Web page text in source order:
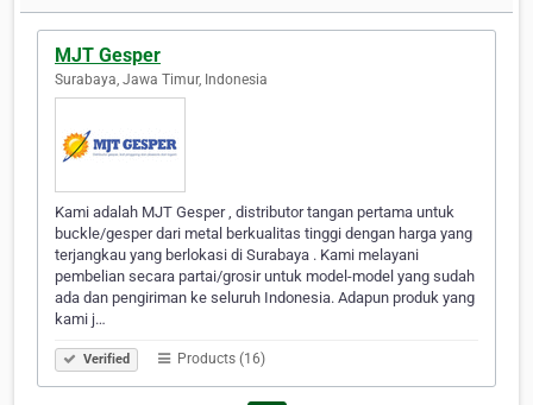
MJT Gesper
Surabaya, Jawa Timur, Indonesia
Kami adalah MJT Gesper , distributor tangan pertama untuk
buckle/gesper dari metal berkualitas tinggi dengan harga yang
terjangkau yang berlokasi di Surabaya . Kami melayani
pembelian secara partai/grosir untuk model-model yang sudah
ada dan pengiriman ke seluruh Indonesia. Adapun produk yang
kami j…
Verified Products (16)